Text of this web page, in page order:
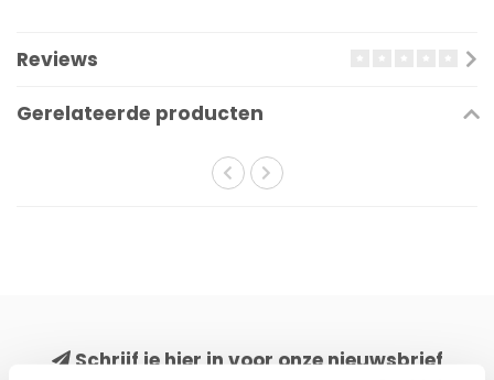
Reviews
Gerelateerde producten
Schrijf je hier in voor onze nieuwsbrief